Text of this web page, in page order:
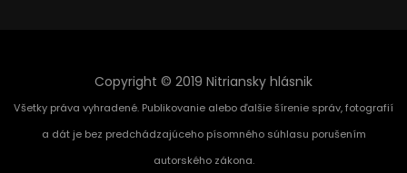
Copyright © 2019 Nitriansky hlásnik
Všetky práva vyhradené. Publikovanie alebo ďalšie šírenie správ, fotografií
a dát je bez predchádzajúceho písomného súhlasu porušením
autorského zákona.